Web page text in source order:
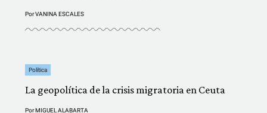
PorVANINA ESCALES
Política
La geopolítica de la crisis migratoria en Ceuta
PorMIGUEL ALABARTA